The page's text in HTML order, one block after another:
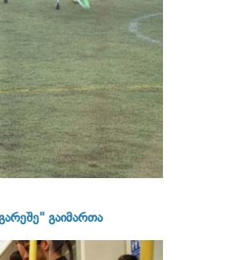
გაიმართა